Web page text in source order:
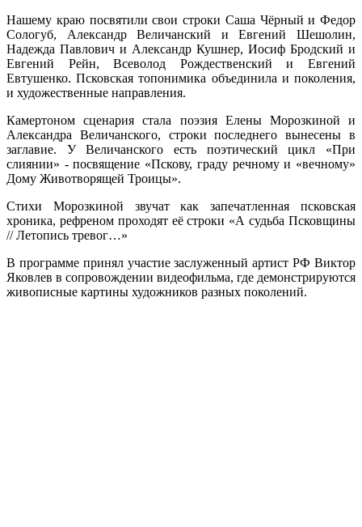
Нашему краю посвятили свои строки Саша Чёрный и Федор
Сологуб, Александр Величанский и Евгений Шешолин,
Надежда Павлович и Александр Кушнер, Иосиф Бродский и
Евгений Рейн, Всеволод Рождественский и Евгений
Евтушенко. Псковская топонимика объединила и поколения,
и художественные направления.
Камертоном сценария стала поэзия Елены Морозкиной и
Александра Величанского, строки последнего вынесены в
заглавие. У Величанского есть поэтический цикл «При
слиянии» - посвящение «Пскову, граду речному и «вечному»
Дому Животворящей Троицы».
Стихи Морозкиной звучат как запечатленная псковская
хроника, рефреном проходят её строки «А судьба Псковщины
// Летопись тревог…»
В программе принял участие заслуженный артист РФ Виктор
Яковлев в сопровождении видеофильма, где демонстрируются
живописные картины художников разных поколений.